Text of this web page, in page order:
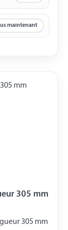
maintenant
305 mm
305 mm